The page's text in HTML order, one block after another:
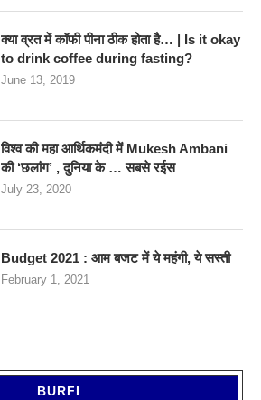
क्या व्रत में कॉफी पीना ठीक होता है… | Is it okay
to drink coffee during fasting?
June 13, 2019
विश्व की महा आर्थिकमंदी में Mukesh Ambani
की ‘छलांग’ , दुनिया के … सबसे रईस
July 23, 2020
Budget 2021 : आम बजट में ये महंगी, ये सस्‍ती
February 1, 2021
BURFI